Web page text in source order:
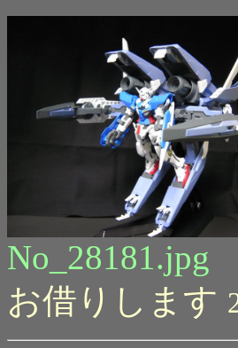
No_28181.jpg
お借りします